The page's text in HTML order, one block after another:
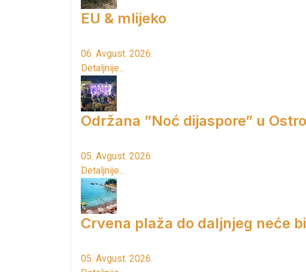
EU & mlijeko
06. Avgust. 2026.
Detaljnije...
Održana ”Noć dijaspore” u
05. Avgust. 2026.
Detaljnije...
Crvena plaža do daljnjeg neće
05. Avgust. 2026.